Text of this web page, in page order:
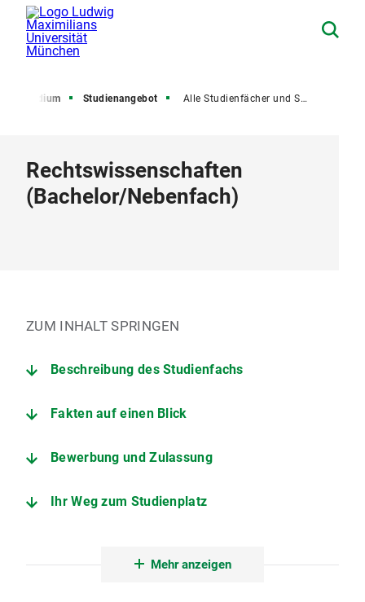
Studium Studienangebot Alle Studienfächer und Studiengänge
Rechtswissenschaften
(Bachelor/Nebenfach)
ZUM INHALT SPRINGEN
Beschreibung des Studienfachs
Fakten auf einen Blick
Bewerbung und Zulassung
Ihr Weg zum Studienplatz
Mehr anzeigen